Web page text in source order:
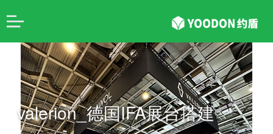
valerion_德国IFA展台搭建